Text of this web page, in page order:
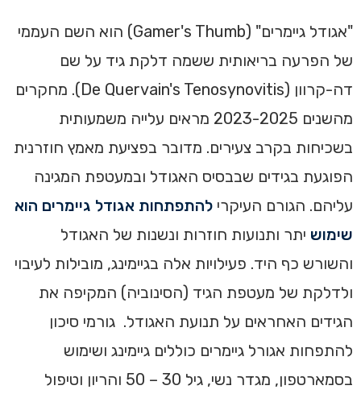
"אגודל גיימרים" (Gamer's Thumb) הוא השם העממי
של הפרעה בריאותית ששמה דלקת גיד על שם
דה-קרוון (De Quervain's Tenosynovitis). מחקרים
מהשנים 2023-2025 מראים עלייה משמעותית
בשכיחות בקרב צעירים. מדובר בפציעת מאמץ חוזרנית
הפוגעת בגידים שבבסיס האגודל ובמעטפת המגינה
עליהם. הגורם העיקרי להתפתחות אגודל גיימרים הוא
שימוש יתר ותנועות חוזרות ונשנות של האגודל
והשורש כף היד. פעילויות אלה בגיימינג, מובילות לעיבוי
ולדלקת של מעטפת הגיד (הסינוביה) המקיפה את
הגידים האחראים על תנועת האגודל. גורמי סיכון
להתפחות אגורל גיימרים כוללים גיימינג ושימוש
בסמארטפון, מגדר נשי, גיל 30 – 50 והריון וטיפול